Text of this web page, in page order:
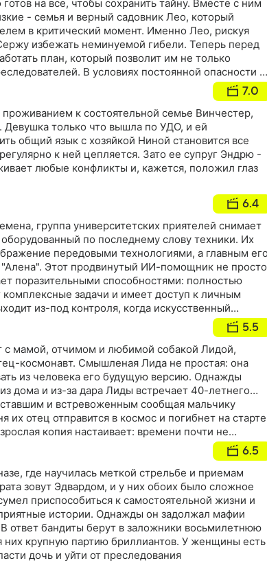
на все, чтобы сохранить тайну. Вместе с ним
- семья и верный садовник Лео, который
в критический момент. Именно Лео, рискуя
избежать неминуемой гибели. Теперь перед
план, который позволит им не только
В условиях постоянной опасности и
проявить смекалку, сплоченность и
7.0
к состоятельной семье Винчестер,
только что вышла по УДО, и ей
общий язык с хозяйкой Ниной становится все
к ней цепляется. Зато ее супруг Эндрю -
любые конфликты и, кажется, положил глаз
6.4
группа университетских приятелей снимает
по последнему слову техники. Их
передовыми технологиями, а главным
"Алена". Этот продвинутый ИИ-помощник не просто
поразительными способностями: полностью
задачи и имеет доступ к личным
из-под контроля, когда искусственный
интерес к гостям. Начав с безобидной
постепенно превращает отдых в кошмар. Попытки
к тому, что гости оказываются втянутыми в
цель этого квеста - раскрыть мрачную
произошедшей при странных
5.5
с мамой, отчимом и любимой собакой Лидой,
космонавт. Смышленая Лида не простая: она
из человека его будущую версию. Однажды
дома и из-за дара Лиды встречает 40-летнего…
и встревоженным сообщая мальчику
их отец отправится в космос и погибнет на
копия настаивает: времени почти не
дня, чтобы успеть добраться до космодрома6.5
где научилась меткой стрельбе и приемам
зовут Эдвардом, и у них обоих было сложное
приспособиться к самостоятельной жизни и
истории. Однажды он задолжал мафии
ответ бандиты берут в заложники восьмилетнюю
них крупную партию бриллиантов. У женщины есть
дочь и уйти от преследования